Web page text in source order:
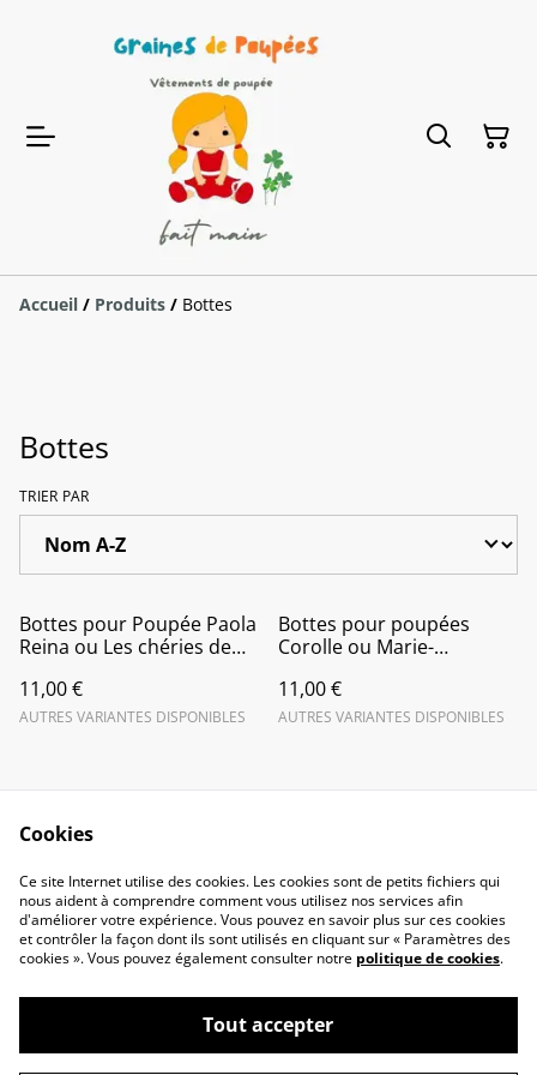
Accueil / Produits / Bottes
Bottes
TRIER PAR
Bottes pour Poupée Paola
Reina ou Les chéries de
11,00 €
AUTRES VARIANTES DISPONIBLES
Bottes pour poupées
Corolle ou Marie-
11,00 €
AUTRES VARIANTES DISPONIBLES
Contactez-nous
Conditions
Politique de
confidentialité
Politique de cookies
liens
©2026Vêtements de poupées-Graines de poupées
Cookies
Ce site Internet utilise des cookies. Les cookies sont de petits fichiers qui
nous aident à comprendre comment vous utilisez nos services afin
d'améliorer votre expérience. Vous pouvez en savoir plus sur ces cookies
et contrôler la façon dont ils sont utilisés en cliquant sur « Paramètres des
cookies ». Vous pouvez également consulter notre politique de cookies.
Tout accepter